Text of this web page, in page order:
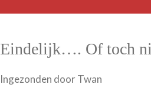
Eindelijk…. Of toch
Ingezonden door Twan